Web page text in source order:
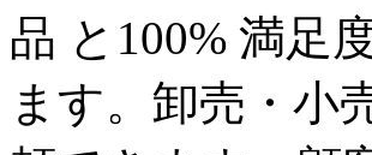
品 と100% 満足
ます。卸売・小